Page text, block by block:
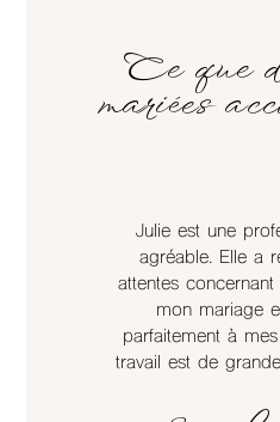
Ce que
mariées
Julie est une
agréable. Elle a
attentes
mon mariage
parfaitement à
travail est de